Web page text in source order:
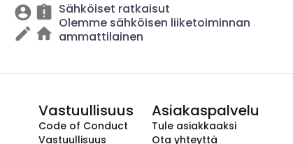
Sähköiset ratkaisut
Olemme sähköisen liiketoiminnan
ammattilainen
Vastuullisuus
Code of Conduct
Vastuullisuus
Asiakaspalvelu
Tule asiakkaaksi
Ota yhteyttä